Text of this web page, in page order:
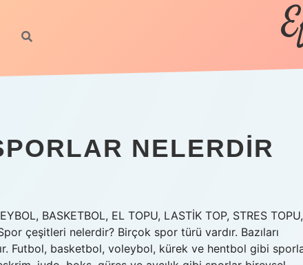
NELERDIR
BASKETBOL, EL TOPU, LASTİK TOP, STRES TOPU,
çeşitleri nelerdir? Birçok spor türü vardır. Bazıları
Futbol, ​​basketbol, ​​voleybol, kürek ve hentbol gibi